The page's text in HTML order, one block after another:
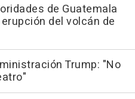
de Guatemala
del volcán de
Trump: "No